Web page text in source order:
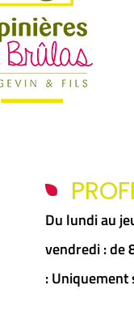
Du lundi au
vendredi : de
: